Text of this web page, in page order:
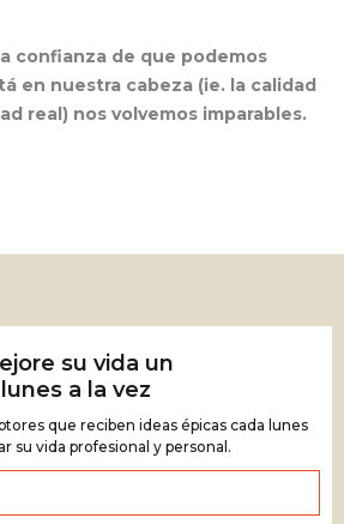
confianza de que podemos
en nuestra cabeza (ie. la calidad
real) nos volvemos imparables.
su vida un
lunes a la vez
que reciben ideas épicas cada lunes
su vida profesional y personal.